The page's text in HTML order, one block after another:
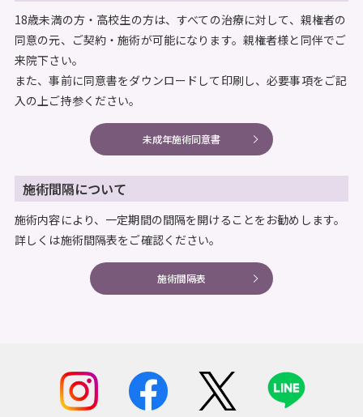
18歳未満の方・高校生の方は、すべての治療に対して、親権者の
同意の元、ご契約・施術が可能になります。親権者様と同伴でご
来院下さい。
また、事前に同意書をダウンロードして印刷し、必要事項をご記
入の上ご持参ください。
未成年施術同意書
施術間隔について
施術内容により、一定期間の間隔を開けることをお勧めします。
詳しくは施術間隔表をご確認ください。
施術間隔表